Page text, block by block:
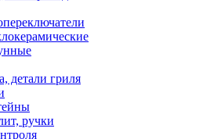
детали гриля
ручки